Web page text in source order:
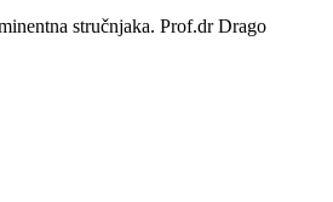
stručnjaka. Prof.dr Drago